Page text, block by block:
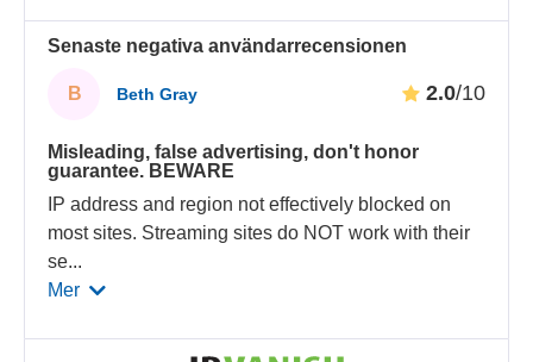
Senaste negativa användarrecensionen
B Beth Gray 2.0/10
Misleading, false advertising, don't honor
guarantee. BEWARE
IP address and region not effectively blocked on
most sites. Streaming sites do NOT work with their
se...
Mer